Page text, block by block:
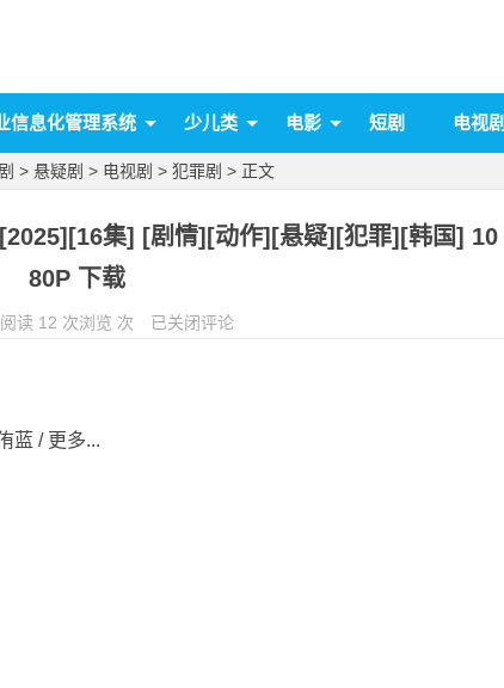
信息化管理系统 少儿类 电影 短剧 电视剧
> 悬疑剧 > 电视剧 > 犯罪剧 > 正文
[2025][16集] [剧情][动作][悬疑][犯罪][韩国] 10
80P 下载
阅读 12 次浏览 次 已关闭评论
蓝 / 更多...